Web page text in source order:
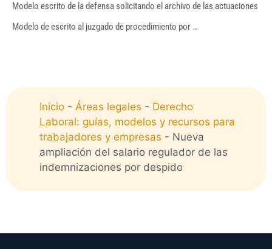
Modelo escrito de la defensa solicitando el archivo de las actuaciones
Modelo de escrito al juzgado de procedimiento por …
Inicio - Áreas legales - Derecho
Laboral: guías, modelos y recursos para
trabajadores y empresas - Nueva
ampliación del salario regulador de las
indemnizaciones por despido